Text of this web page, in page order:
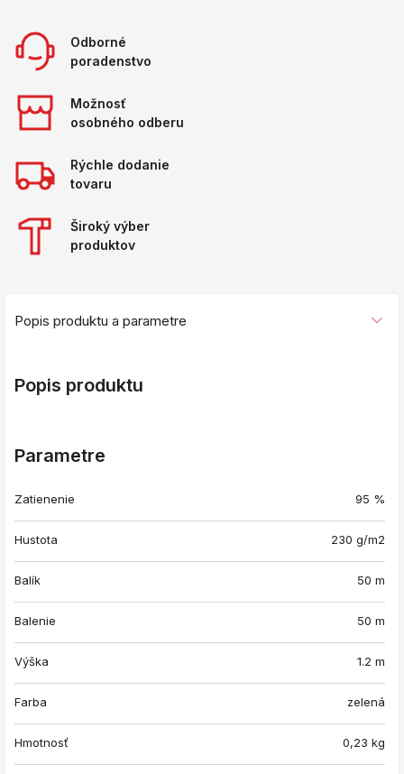
Odborné
poradenstvo
Možnosť
osobného odberu
Rýchle dodanie
tovaru
Široký výber
produktov
Popis produktu a parametre
Popis produktu
Parametre
Zatienenie 95 %
Hustota 230 g/m2
Balík 50 m
Balenie 50 m
Výška 1.2 m
Farba zelená
Hmotnosť 0,23 kg